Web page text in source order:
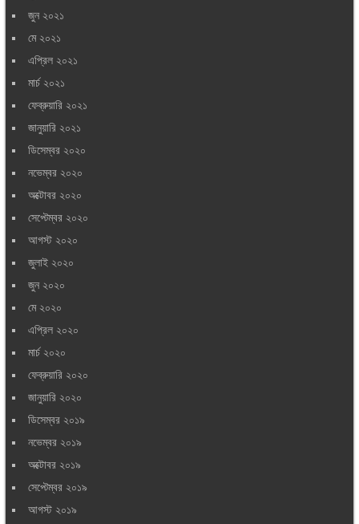
জুন ২০২১
মে ২০২১
এপ্রিল ২০২১
মার্চ ২০২১
ফেব্রুয়ারি ২০২১
জানুয়ারি ২০২১
ডিসেম্বর ২০২০
নভেম্বর ২০২০
অক্টোবর ২০২০
সেপ্টেম্বর ২০২০
আগস্ট ২০২০
জুলাই ২০২০
জুন ২০২০
মে ২০২০
এপ্রিল ২০২০
মার্চ ২০২০
ফেব্রুয়ারি ২০২০
জানুয়ারি ২০২০
ডিসেম্বর ২০১৯
নভেম্বর ২০১৯
অক্টোবর ২০১৯
সেপ্টেম্বর ২০১৯
আগস্ট ২০১৯